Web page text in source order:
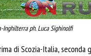
ph. Luca Sighinolfi
di Scozia-Italia,